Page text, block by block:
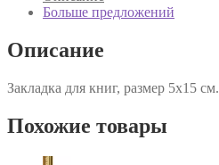
Больше предложений
Описание
Закладка для книг, размер 5х15 см.
Похожие товары